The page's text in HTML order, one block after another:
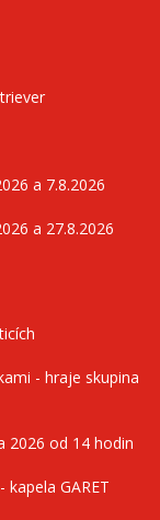
a 7.8.2026
a 27.8.2026
- hraje skupina
2026 od 14 hodin
kapela GARET